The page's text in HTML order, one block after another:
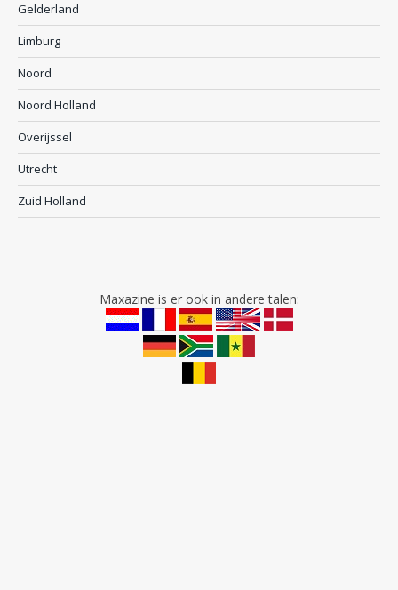
Gelderland
Limburg
Noord
Noord Holland
Overijssel
Utrecht
Zuid Holland
Maxazine is er ook in andere talen: